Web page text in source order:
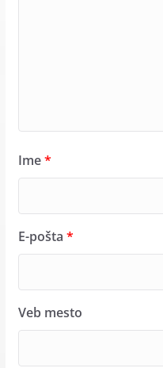
Ime*
E-pošta *
Veb mesto